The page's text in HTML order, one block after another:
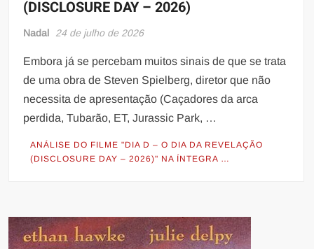
(DISCLOSURE DAY – 2026)
Nadal 24 de julho de 2026
Embora já se percebam muitos sinais de que se trata
de uma obra de Steven Spielberg, diretor que não
necessita de apresentação (Caçadores da arca
perdida, Tubarão, ET, Jurassic Park, …
ANÁLISE DO FILME "DIA D – O DIA DA REVELAÇÃO
(DISCLOSURE DAY – 2026)" NA ÍNTEGRA …